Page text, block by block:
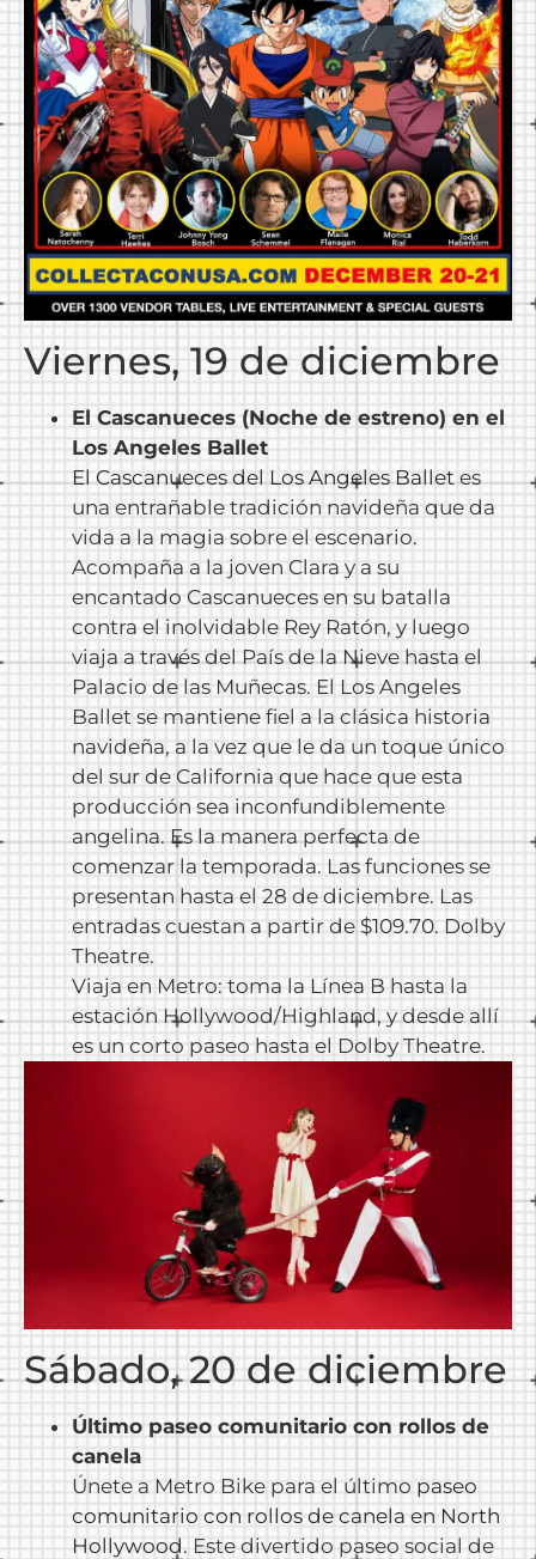
Viernes, 19 de diciembre
El Cascanueces (Noche de estreno) en el
Los Angeles Ballet
El Cascanueces del Los Angeles Balletes
una entrañable tradición navideña que da
vida a la magia sobre el escenario.
Acompaña a la joven Clara y a su
encantado Cascanueces en su batalla
contra el inolvidable Rey Ratón, y luego
viaja a través del País de la Nieve hasta el
Palacio de las Muñecas. El Los Angeles
Ballet se mantiene fiel a la clásica historia
navideña, a la vez que le da un toque único
del sur de California que hace que esta
producción sea inconfundiblemente
angelina. Es la manera perfecta de
comenzar la temporada. Las funciones se
presentan hasta el 28 de diciembre. Las
entradas cuestan a partir de $109.70. Dolby
Theatre.
Viaja en Metro: toma la Línea B hasta la
estación Hollywood/Highland, y desde allí
es un corto paseo hasta el Dolby Theatre.
Sábado, 20 de diciembre
Último paseo comunitario con rollos de
canela
Únete a Metro Bike para el último paseo
comunitario con rollos de canela en North
Hollywood. Este divertido paseo social de